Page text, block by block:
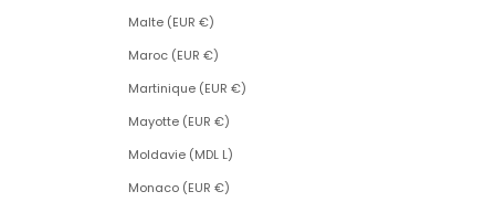
Malte (EUR €)
Maroc (EUR €)
Martinique (EUR €)
Mayotte (EUR €)
Moldavie (MDL L)
Monaco (EUR €)